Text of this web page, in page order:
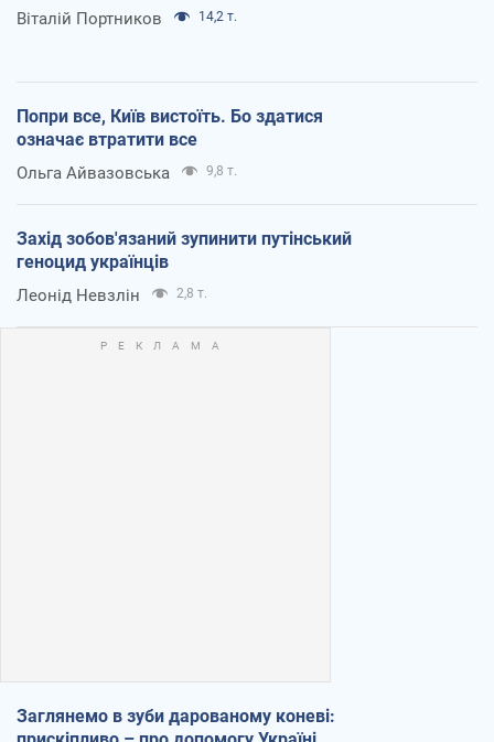
Віталій Портников 14,2 т.
Попри все, Київ вистоїть. Бо здатися
означає втратити все
Ольга Айвазовська 9,8 т.
Захід зобов'язаний зупинити путінський
геноцид українців
Леонід Невзлін 2,8 т.
Заглянемо в зуби дарованому коневі: